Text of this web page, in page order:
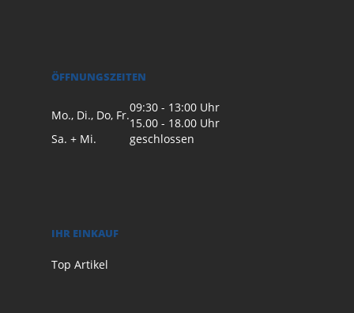
ÖFFNUNGSZEITEN
Mo., Di., Do, Fr.
09:30 - 13:00 Uhr
15.00 - 18.00 Uhr
Sa. + Mi.
geschlossen
IHR EINKAUF
Top Artikel